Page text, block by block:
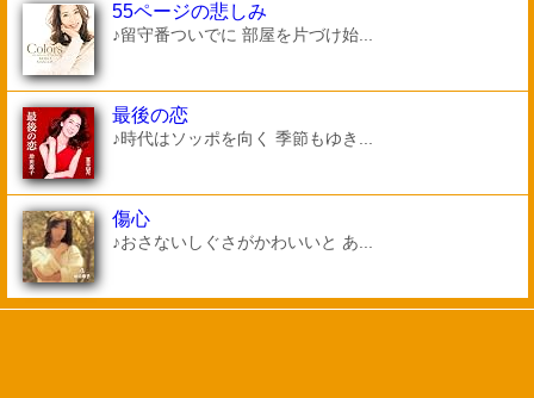
55ページの悲しみ
♪留守番ついでに 部屋を片づけ始...
最後の恋
♪時代はソッポを向く 季節もゆき...
傷心
♪おさないしぐさがかわいいと あ...